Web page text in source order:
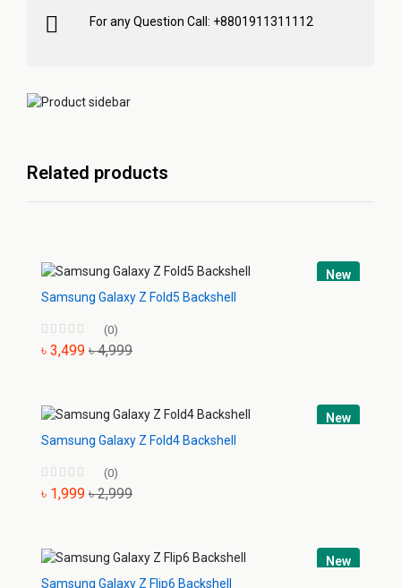
For any Question Call: +8801911311112
Related products
New
Samsung Galaxy Z Fold5 Backshell
(0)
৳ 3,499 ৳ 4,999
New
Samsung Galaxy Z Fold4 Backshell
(0)
৳ 1,999 ৳ 2,999
New
Samsung Galaxy Z Flip6 Backshell